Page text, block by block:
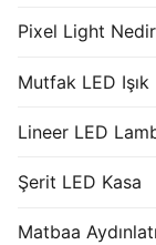
Pixel Light
Mutfak LED Işık
Lineer LED
Şerit LED Kasa
Matbaa